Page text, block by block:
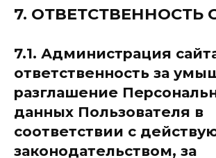
7. ОТВЕТСТВЕННОСТЬ
7.1. Администрация
ответственность за
разглашение
данных Пользователя в
соответствии с
законодательством, за